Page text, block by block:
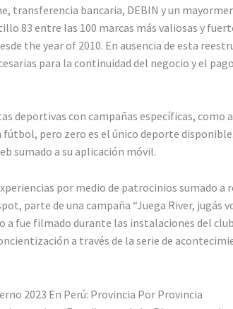
transferencia bancaria, DEBIN y un
83 entre las 100 marcas más valiosas y
the year of 2010. En ausencia de esta
para la continuidad del negocio y el
deportivas con campañas específicas,
pero zero es el único deporte
sumado a su aplicación móvil.
por medio de patrocinios sumado a
parte de una campaña “Juega River,
fue filmado durante las instalaciones del
a través de la serie de
2023 En Perú: Provincia Por Provincia